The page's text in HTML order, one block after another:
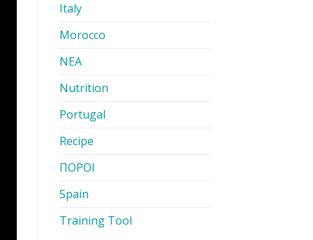
Italy
Morocco
ΝΕΑ
Nutrition
Portugal
Recipe
ΠΟΡΟΙ
Spain
Training Tool